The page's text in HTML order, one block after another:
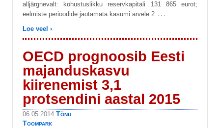
alljärgnevalt: kohustuslikku reservkapitali 131 865 eurot;
eelmiste perioodide jaotamata kasumi arvele 2 …
Loe veel ›
OECD prognoosib Eesti
majanduskasvu
kiirenemist 3,1
protsendini aastal 2015
06.05.2014 Tõnu
Toompark